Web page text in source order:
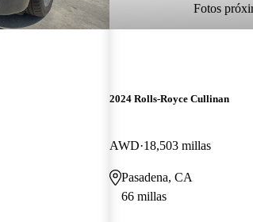
Fotos
2024 Rolls-Royce Cullinan
AWD 18,503 millas
Pasadena, CA
66 millas